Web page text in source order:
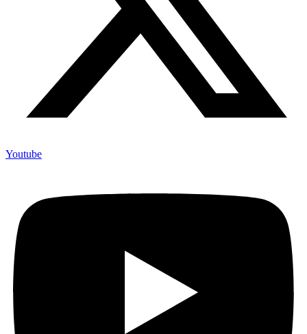
Youtube